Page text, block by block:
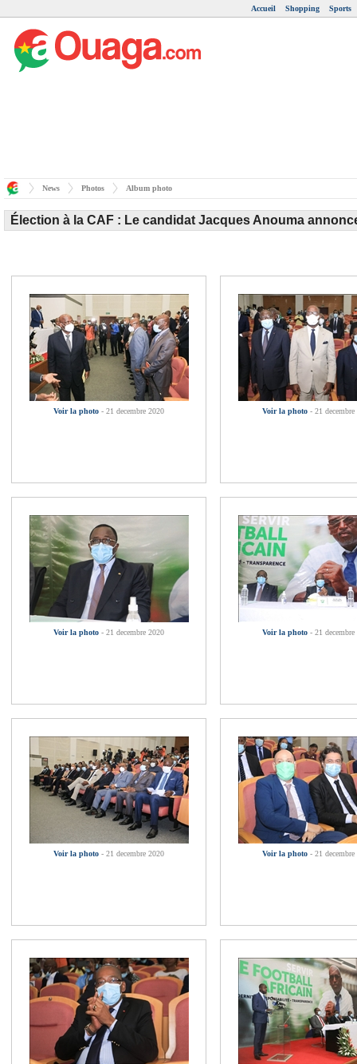
Accueil Shopping Sports
News Photos Album photo
Élection à la CAF : Le candidat Jacques Anouma
Voir la photo - 21 decembre 2020 Voir la photo - 21 decembre
Voir la photo - 21 decembre 2020 Voir la photo - 21 decembre
Voir la photo - 21 decembre 2020 Voir la photo - 21 decembre